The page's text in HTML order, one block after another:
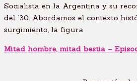
Socialista en la Argentina y su
del ’30. Abordamos el contexto
surgimiento, la figura
Mitad hombre, mitad bestia –